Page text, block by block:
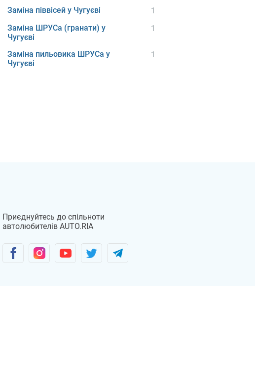
Заміна піввісей у Чугуєві
1
Заміна ШРУСа (гранати) у
Чугуєві
1
Заміна пильовика ШРУСа у
Чугуєві
1
Приєднуйтесь до спільноти
автолюбителів AUTO.RIA